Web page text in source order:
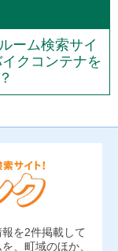
ーム検索サイ
クコンテナを
を2件掲載して
、町域のほか、